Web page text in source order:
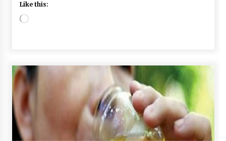
Like this:
Loading…